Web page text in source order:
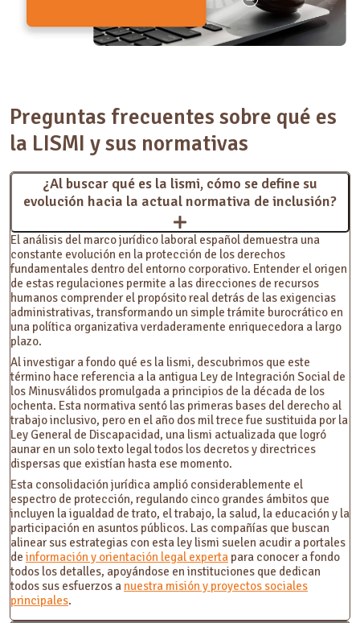
Preguntas frecuentes sobre qué es
la LISMI y sus normativas
¿Al buscar qué es la lismi, cómo se define su
evolución hacia la actual normativa de inclusión?
El análisis del marco jurídico laboral español demuestra una
constante evolución en la protección de los derechos
fundamentales dentro del entorno corporativo. Entender el origen
de estas regulaciones permite a las direcciones de recursos
humanos comprender el propósito real detrás de las exigencias
administrativas, transformando un simple trámite burocrático en
una política organizativa verdaderamente enriquecedora a largo
plazo.
Al investigar a fondo qué es la lismi, descubrimos que este
término hace referencia a la antigua Ley de Integración Social de
los Minusválidos promulgada a principios de la década de los
ochenta. Esta normativa sentó las primeras bases del derecho al
trabajo inclusivo, pero en el año dos mil trece fue sustituida por la
Ley General de Discapacidad, una lismi actualizada que logró
aunar en un solo texto legal todos los decretos y directrices
dispersas que existían hasta ese momento.
Esta consolidación jurídica amplió considerablemente el
espectro de protección, regulando cinco grandes ámbitos que
incluyen la igualdad de trato, el trabajo, la salud, la educación y la
participación en asuntos públicos. Las compañías que buscan
alinear sus estrategias con esta ley lismi suelen acudir a portales
de información y orientación legal experta para conocer a fondo
todos los detalles, apoyándose en instituciones que dedican
todos sus esfuerzos a nuestra misión y proyectos sociales
principales.